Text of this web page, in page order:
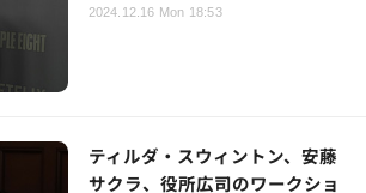
2024.12.16 Mon 18:53
ティルダ・スウィントン、安藤
サクラ、役所広司のワークショ